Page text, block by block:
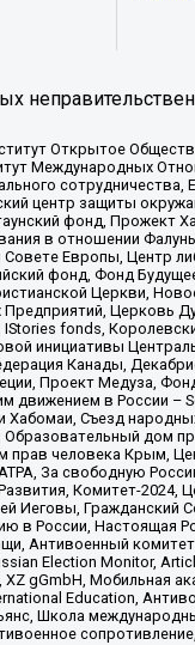
Открытое
Международных
центр защиты
фонд, Прожект
в отношении
Европы, Центр
фонд, Фонд
Церкви,
fonds,
инициативы
Канады,
Проект Медуза,
движением в России –
Съезд
Образовательный
человека Крым,
За свободную
Комитет-
Иеговы, Гражданский
России, Настоящая
Антивоенный
Election Monitor,
gGmbH, Мобильная
Education,
Школа